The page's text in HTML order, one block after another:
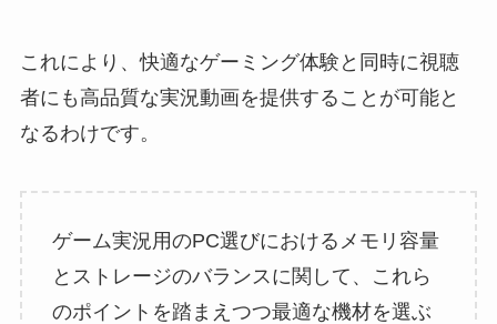
これにより、快適なゲーミング体験と同時に視聴
者にも高品質な実況動画を提供することが可能と
なるわけです。
ゲーム実況用のPC選びにおけるメモリ容量
とストレージのバランスに関して、これら
のポイントを踏まえつつ最適な機材を選ぶ